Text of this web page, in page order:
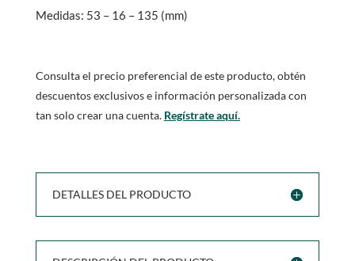
Medidas: 53 – 16 – 135 (mm)
Consulta el precio preferencial de este producto, obtén
descuentos exclusivos e información personalizada con
tan solo crear una cuenta. Regístrate aquí.
DETALLES DEL PRODUCTO